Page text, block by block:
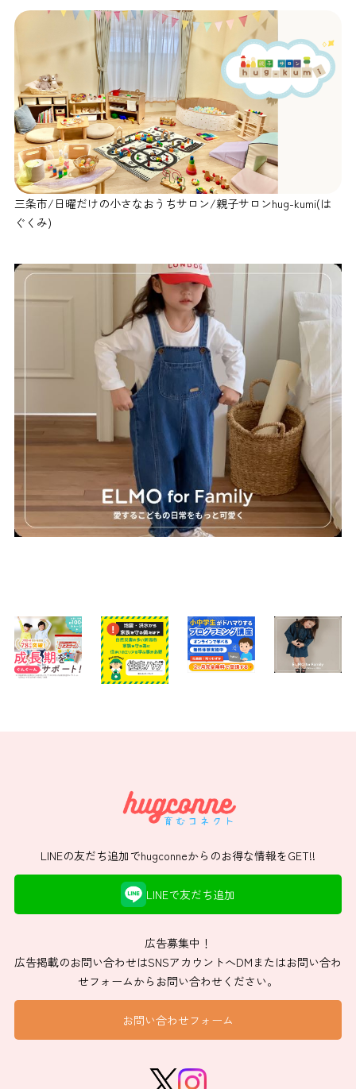
三条市/日曜だけの小さなおうちサロン/親子サロンhug-kumi(は
ぐくみ)
LINEの友だち追加でhugconneからのお得な情報をGET!!
LINEで友だち追加
広告募集中！
広告掲載のお問い合わせはSNSアカウントへDMまたはお問い合わ
せフォームからお問い合わせください。
お問い合わせフォーム